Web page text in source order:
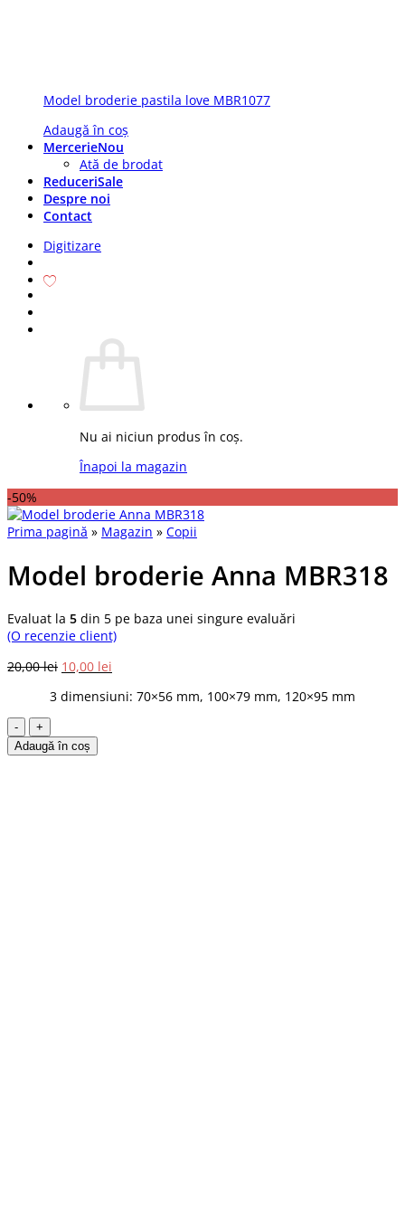
Model broderie pastila love MBR1077
Adaugă în coș
Mercerie
Ată de brodat
Reduceri
Despre noi
Contact
Digitizare
Nu ai niciun produs în coș.
Înapoi la magazin
-50%
Prima pagină » Magazin » Copii
Model broderie Anna MBR318
Evaluat la 5 din 5 pe baza unei singure evaluări
(O recenzie client)
20,00lei Prețul
a
20,00 lei.
10,00 lei
este:
3 dimensiuni: 70×56 mm, 100×79 mm, 120×95 mm
Cantitate
Model
broderie
Adaugă în coș